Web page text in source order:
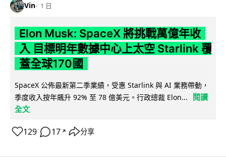
Vin 1 日
Elon Musk: SpaceX 將挑戰萬億年收
入 目標明年數據中心上太空 Starlink 覆
蓋全球170國
SpaceX 公佈最新第二季業績，受惠 Starlink 與 AI 業務帶動，
季度收入按年飆升 92% 至 78 億美元。行政總裁 Elon...
閱讀
全文
129 17 ↗ 分享